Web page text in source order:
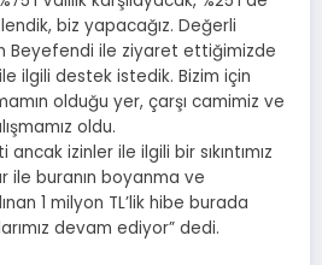
biz yapacağız. Değerli
Beyefendi ile ziyaret ettiğimizde
ilgili destek istedik. Bizim için
olduğu yer, çarşı camimiz ve
oldu.
izinler ile ilgili bir sıkıntımız
ile buranın boyanma ve
1 milyon TL’lik hibe burada
devam ediyor” dedi.